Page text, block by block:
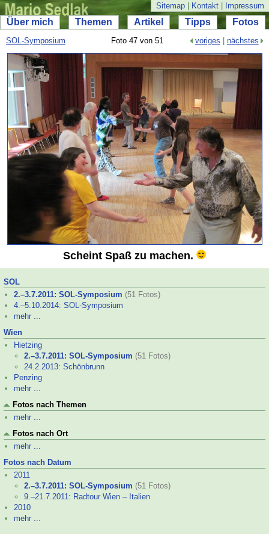
Sitemap Kontakt Impressum
Über mich Themen Artikel Tipps Fotos
SOL-Symposium Foto 47 von 51 voriges nächstes
Scheint Spaß zu machen.
SOL
2.–3.7.2011: SOL-Symposium (51 Fotos)
4.–5.10.2014: SOL-Symposium
mehr ...
Wien
Hietzing
2.–3.7.2011: SOL-Symposium (51 Fotos)
24.2.2013: Schönbrunn
Penzing
mehr ...
Fotos nach Themen
mehr ...
Fotos nach Ort
mehr ...
Fotos nach Datum
2011
2.–3.7.2011: SOL-Symposium (51 Fotos)
9.–21.7.2011: Radtour Wien – Italien
2010
mehr ...